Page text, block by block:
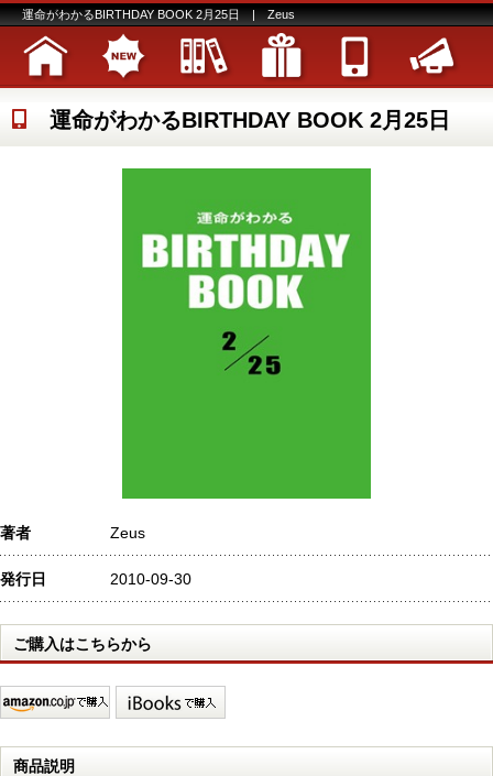
運命がわかるBIRTHDAY BOOK 2月25日 | Zeus
運命がわかるBIRTHDAY BOOK 2月25日
著者 Zeus
発行日 2010-09-30
ご購入はこちらから
商品説明